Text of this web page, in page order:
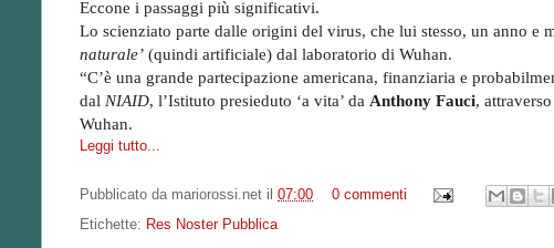
Eccone i passaggi più significativi.
Lo scienziato parte dalle origini del virus, che lui stesso, un anno
naturale’ (quindi artificiale) dal laboratorio di Wuhan.
“C’è una grande partecipazione americana, finanziaria e
dal NIAID, l’Istituto presieduto ‘a vita’ da Anthony Fauci,
Wuhan.
Leggi tutto...
Pubblicato da mariorossi.net il 07:00
0 commenti
Etichette: Res Noster Pubblica